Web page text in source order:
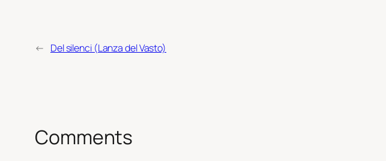
← Del silenci (Lanza del Vasto)
Comments